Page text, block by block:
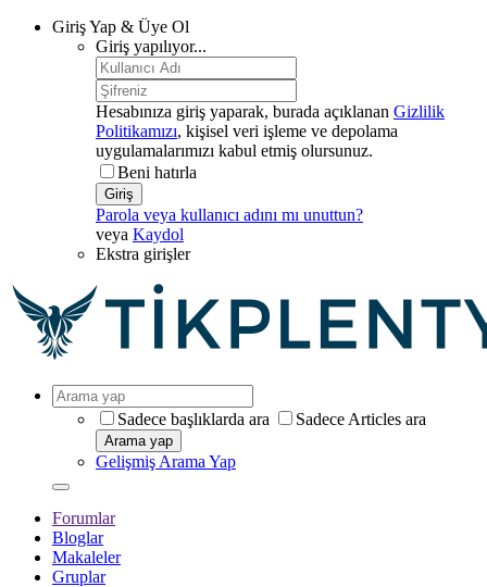
Giriş Yap & Üye Ol
Giriş yapılıyor...
Hesabınıza giriş yaparak, burada açıklanan Gizlilik
Politikamızı, kişisel veri işleme ve depolama
uygulamalarımızı kabul etmiş olursunuz.
Beni hatırla
Giriş
Parola veya kullanıcı adını mı unuttun?
veya Kaydol
Ekstra girişler
Sadece başlıklarda ara Sadece Articles ara
Arama yap
Gelişmiş Arama Yap
Forumlar
Bloglar
Makaleler
Gruplar